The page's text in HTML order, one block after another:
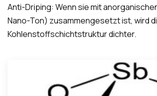
Anti-Driping: Wenn sie mit
Nano-Ton) zusammengesetzt ist, wird
Kohlenstoffschichtstruktur dichter.